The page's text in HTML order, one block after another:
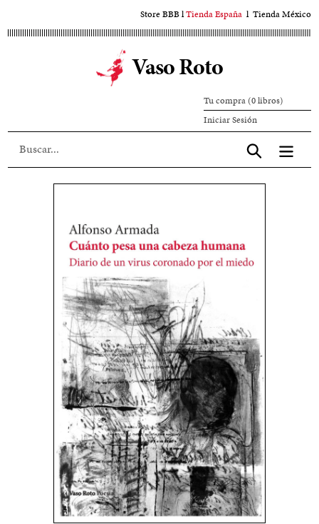
al
Store BBBlTienda España l Tienda México
Vaso Roto
Tu compra (0 libros)
Iniciar SesiónIniciar
sesión
Aceptar